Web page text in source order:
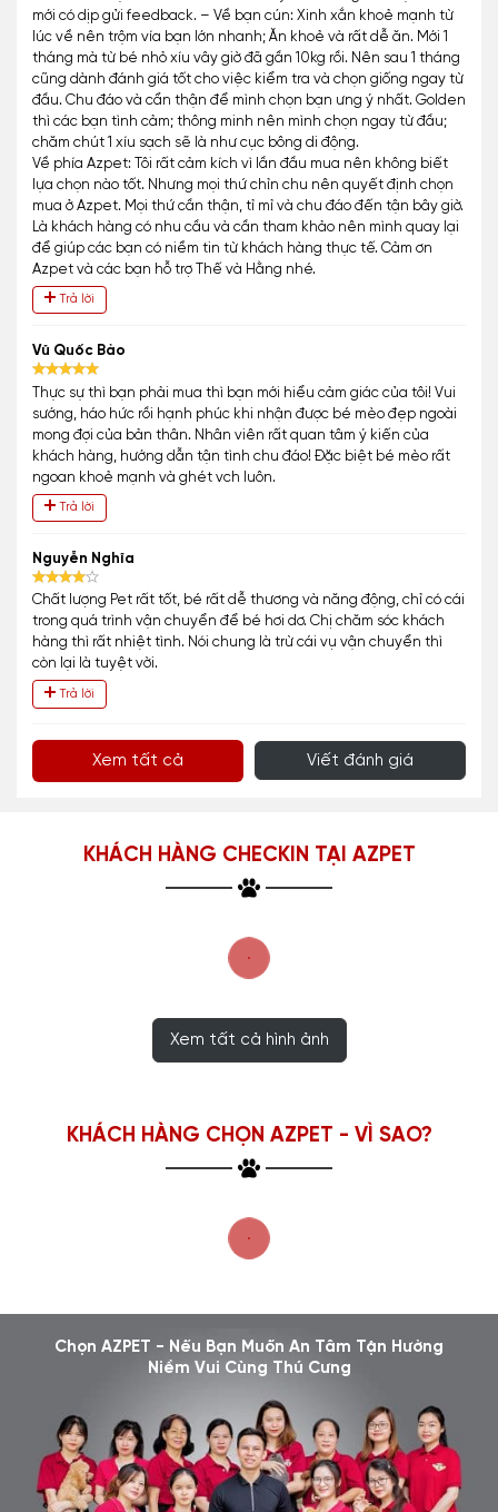
mới có dịp gửi feedback. – Về bạn cún: Xinh xắn khoẻ mạnh từ
lúc về nên trộm vía bạn lớn nhanh; Ăn khoẻ và rất dễ ăn. Mới 1
tháng mà từ bé nhỏ xíu vây giờ đã gần 10kg rồi. Nên sau 1 tháng
cũng dành đánh giá tốt cho việc kiểm tra và chọn giống ngay từ
đầu. Chu đáo và cẩn thận để mình chọn bạn ưng ý nhất. Golden
thì các bạn tình cảm; thông minh nên mình chọn ngay từ đầu;
chăm chút 1 xíu sạch sẽ là như cục bông di động.
Về phía Azpet: Tôi rất cảm kích vì lần đầu mua nên không biết
lựa chọn nào tốt. Nhưng mọi thứ chỉn chu nên quyết định chọn
mua ở Azpet. Mọi thứ cần thận, tỉ mỉ và chu đáo đến tận bây giờ.
Là khách hàng có nhu cầu và cần tham khảo nên mình quay lại
để giúp các bạn có niềm tin từ khách hàng thực tế. Cảm ơn
Azpet và các bạn hỗ trợ Thế và Hằng nhé.
Trả lời
Vũ Quốc Bảo
Thực sự thì bạn phải mua thì bạn mới hiểu cảm giác của tôi! Vui
sướng, háo hức rồi hạnh phúc khi nhận được bé mèo đẹp ngoài
mong đợi của bản thân. Nhân viên rất quan tâm ý kiến của
khách hàng, hướng dẫn tận tình chu đáo! Đặc biệt bé mèo rất
ngoan khoẻ mạnh và ghét vch luôn.
Trả lời
Nguyễn Nghĩa
Chất lượng Pet rất tốt, bé rất dễ thương và năng động, chỉ có cái
trong quá trình vận chuyển để bé hơi dơ. Chị chăm sóc khách
hàng thì rất nhiệt tình. Nói chung là trừ cái vụ vận chuyển thì
còn lại là tuyệt vời.
Trả lời
Xem tất cả Viết đánh giá
KHÁCH HÀNG CHECKIN TẠI AZPET
Xem tất cả hình ảnh
KHÁCH HÀNG CHỌN AZPET - VÌ SAO?
Chọn AZPET - Nếu Bạn Muốn An Tâm Tận Hưởng
Niềm Vui Cùng Thú Cưng